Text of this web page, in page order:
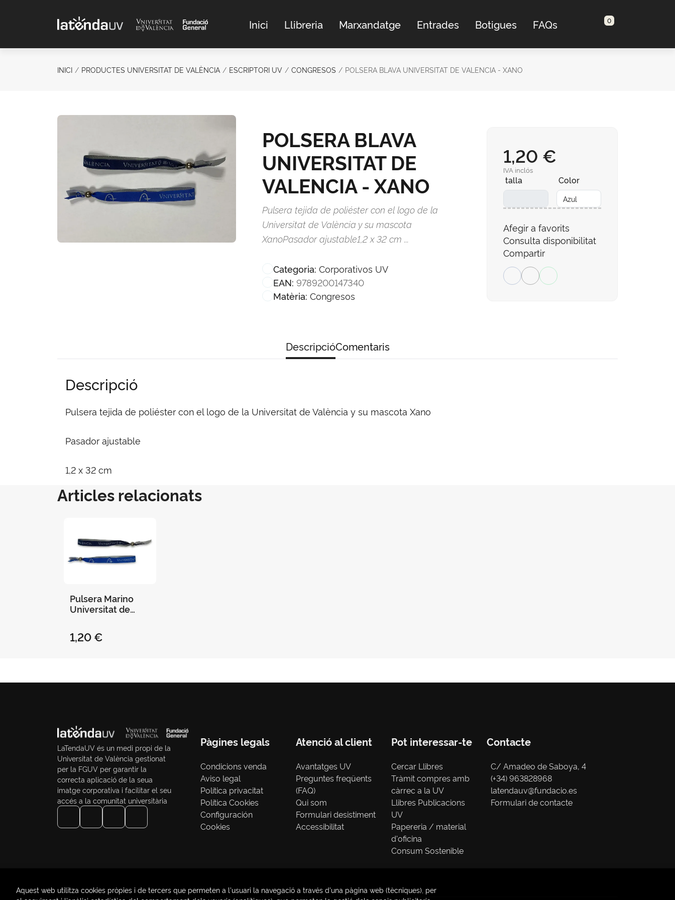
Inici Llibreria Marxandatge Entrades Botigues FAQs 0
INICI PRODUCTES UNIVERSITAT DE VALÈNCIA ESCRIPTORI UV CONGRESOS POLSERA BLAVA UNIVERSITAT DE VALENCIA - XANO
POLSERA BLAVA
UNIVERSITAT DE
VALENCIA - XANO
Pulsera tejida de poliéster con el logo de la
Universitat de València y su mascota
XanoPasador ajustable1,2 x 32 cm ...
Categoria: Corporativos UV
EAN: 9789200147340
Matèria: Congresos
1,20 €
IVA inclós
talla Color
Afegir a favorits
Consulta disponibilitat
Compartir
DescripcióComentaris
Descripció
Pulsera tejida de poliéster con el logo de la Universitat de València y su mascota Xano
Pasador ajustable
1,2 x 32 cm
Articles relacionats
Pulsera Marino
Universitat de
1,20 €
LaTendaUV és un medi propi de la
Universitat de València gestionat
per la FGUV per garantir la
correcta aplicació de la seua
imatge corporativa i facilitar el seu
accés a la comunitat universitària
Pàgines legals
Condicions venda
Aviso legal
Política privacitat
Política Cookies
Configuración
Cookies
Atenció al client
Avantatges UV
Preguntes freqüents
(FAQ)
Qui som
Formulari desistiment
Accessibilitat
Pot interessar-te
Cercar Llibres
Tràmit compres amb
càrrec a la UV
Llibres Publicacions
UV
Papereria / material
d'oficina
Consum Sostenible
Contacte
C/ Amadeo de Saboya, 4
(+34) 963828968
latendauv@fundacio.es
Formulari de contacte
Aquest web utilitza cookies pròpies i de tercers que permeten a l'usuari la navegació a través d'una pàgina web (tècniques), per